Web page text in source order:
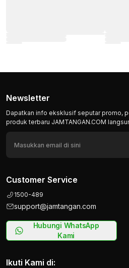
Newsletter
Dapatkan info eksklusif seputar promo,
produk terbaru JAMTANGAN.COM
Customer Service
1500-489
support@jamtangan.com
Hubungi WhatsApp
Kami
Ikuti Kami di: